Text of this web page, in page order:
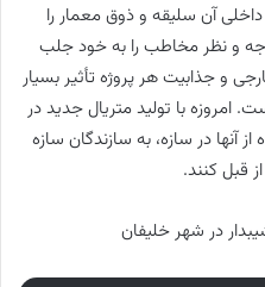
آن سلیقه و ذوق معمار را
و نظر مخاطب را به خود جلب
و جذابیت هر پروژه تأثیر بسیار
با تولید متریال جدید در
در سازه، به سازندگان سازه
قبل کنند.
در شهر خلیفان